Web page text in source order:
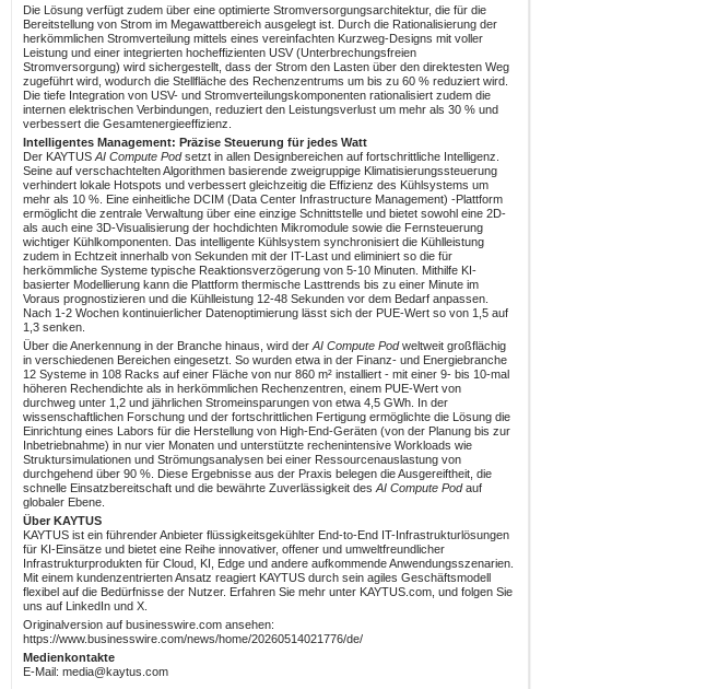
Die Lösung verfügt zudem über eine optimierte Stromversorgungsarchitektur, die für die
Bereitstellung von Strom im Megawattbereich ausgelegt ist. Durch die Rationalisierung der
herkömmlichen Stromverteilung mittels eines vereinfachten Kurzweg-Designs mit voller
Leistung und einer integrierten hocheffizienten USV (Unterbrechungsfreien
Stromversorgung) wird sichergestellt, dass der Strom den Lasten über den direktesten Weg
zugeführt wird, wodurch die Stellfläche des Rechenzentrums um bis zu 60 % reduziert wird.
Die tiefe Integration von USV- und Stromverteilungskomponenten rationalisiert zudem die
internen elektrischen Verbindungen, reduziert den Leistungsverlust um mehr als 30 % und
verbessert die Gesamtenergieeffizienz.
Intelligentes Management: Präzise Steuerung für jedes Watt
Der KAYTUS AI Compute Podsetzt in allen Designbereichen auf fortschrittliche Intelligenz.
Seine auf verschachtelten Algorithmen basierende zweigruppige Klimatisierungssteuerung
verhindert lokale Hotspots und verbessert gleichzeitig die Effizienz des Kühlsystems um
mehr als 10 %. Eine einheitliche DCIM (Data Center Infrastructure Management) -Plattform
ermöglicht die zentrale Verwaltung über eine einzige Schnittstelle und bietet sowohl eine 2D-
als auch eine 3D-Visualisierung der hochdichten Mikromodule sowie die Fernsteuerung
wichtiger Kühlkomponenten. Das intelligente Kühlsystem synchronisiert die Kühlleistung
zudem in Echtzeit innerhalb von Sekunden mit der IT-Last und eliminiert so die für
herkömmliche Systeme typische Reaktionsverzögerung von 5-10 Minuten. Mithilfe KI-
basierter Modellierung kann die Plattform thermische Lasttrends bis zu einer Minute im
Voraus prognostizieren und die Kühlleistung 12-48 Sekunden vor dem Bedarf anpassen.
Nach 1-2 Wochen kontinuierlicher Datenoptimierung lässt sich der PUE-Wert so von 1,5 auf
1,3 senken.
Über die Anerkennung in der Branche hinaus, wird der AI Compute Podweltweit großflächig
in verschiedenen Bereichen eingesetzt. So wurden etwa in der Finanz- und Energiebranche
12 Systeme in 108 Racks auf einer Fläche von nur 860 m² installiert - mit einer 9- bis 10-mal
höheren Rechendichte als in herkömmlichen Rechenzentren, einem PUE-Wert von
durchweg unter 1,2 und jährlichen Stromeinsparungen von etwa 4,5 GWh. In der
wissenschaftlichen Forschung und der fortschrittlichen Fertigung ermöglichte die Lösung die
Einrichtung eines Labors für die Herstellung von High-End-Geräten (von der Planung bis zur
Inbetriebnahme) in nur vier Monaten und unterstützte rechenintensive Workloads wie
Struktursimulationen und Strömungsanalysen bei einer Ressourcenauslastung von
durchgehend über 90 %. Diese Ergebnisse aus der Praxis belegen die Ausgereiftheit, die
schnelle Einsatzbereitschaft und die bewährte Zuverlässigkeit des AI Compute Podauf
globaler Ebene.
Über KAYTUS
KAYTUS ist ein führender Anbieter flüssigkeitsgekühlter End-to-End IT-Infrastrukturlösungen
für KI-Einsätze und bietet eine Reihe innovativer, offener und umweltfreundlicher
Infrastrukturprodukten für Cloud, KI, Edge und andere aufkommende Anwendungsszenarien.
Mit einem kundenzentrierten Ansatz reagiert KAYTUS durch sein agiles Geschäftsmodell
flexibel auf die Bedürfnisse der Nutzer. Erfahren Sie mehr unter KAYTUS.com, und folgen Sie
uns auf LinkedIn und X.
Originalversion auf businesswire.com ansehen:
https://www.businesswire.com/news/home/20260514021776/de/
Medienkontakte
E-Mail: media@kaytus.com